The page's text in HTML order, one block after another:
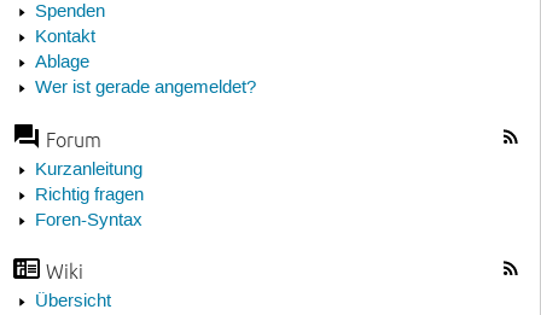
Spenden
Kontakt
Ablage
Wer ist gerade angemeldet?
Forum
Kurzanleitung
Richtig fragen
Foren-Syntax
Wiki
Übersicht